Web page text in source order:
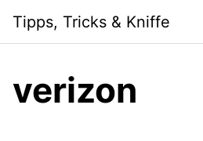
content
Tipps, Tricks & Kniffe
verizon